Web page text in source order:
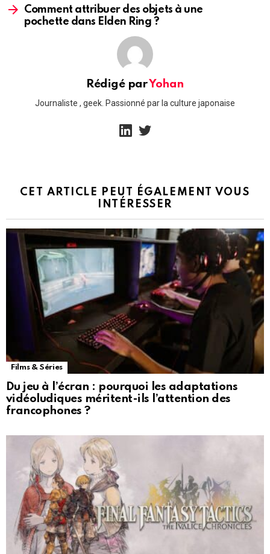
Comment attribuer des objets à une
pochette dans Elden Ring ?
Rédigé parYohan
Journaliste , geek. Passionné par la culture japonaise
CET ARTICLE PEUT ÉGALEMENT VOUS
INTÉRESSER
Films & Séries
Du jeu à l’écran : pourquoi les adaptations
vidéoludiques méritent-ils l’attention des
francophones ?